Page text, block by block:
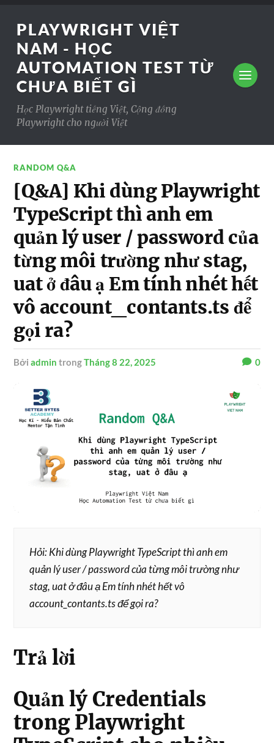
PLAYWRIGHT VIỆT
NAM - HỌC
AUTOMATION TEST TỪ
CHƯA BIẾT GÌ
Học Playwright tiếng Việt, Cộng đồng
Playwright cho người Việt
RANDOM Q&A
[Q&A] Khi dùng Playwright
TypeScript thì anh em
quản lý user / password của
từng môi trường như stag,
uat ở đâu ạ Em tính nhét hết
vô account_contants.ts để
gọi ra?
Bởiadmin trongTháng 8 22, 2025 0
Hỏi: Khi dùng Playwright TypeScript thì anh em
quản lý user / password của từng môi trường như
stag, uat ở đâu ạ Em tính nhét hết vô
account_contants.ts để gọi ra?
Trả lời
Quản lý Credentials
trong Playwright